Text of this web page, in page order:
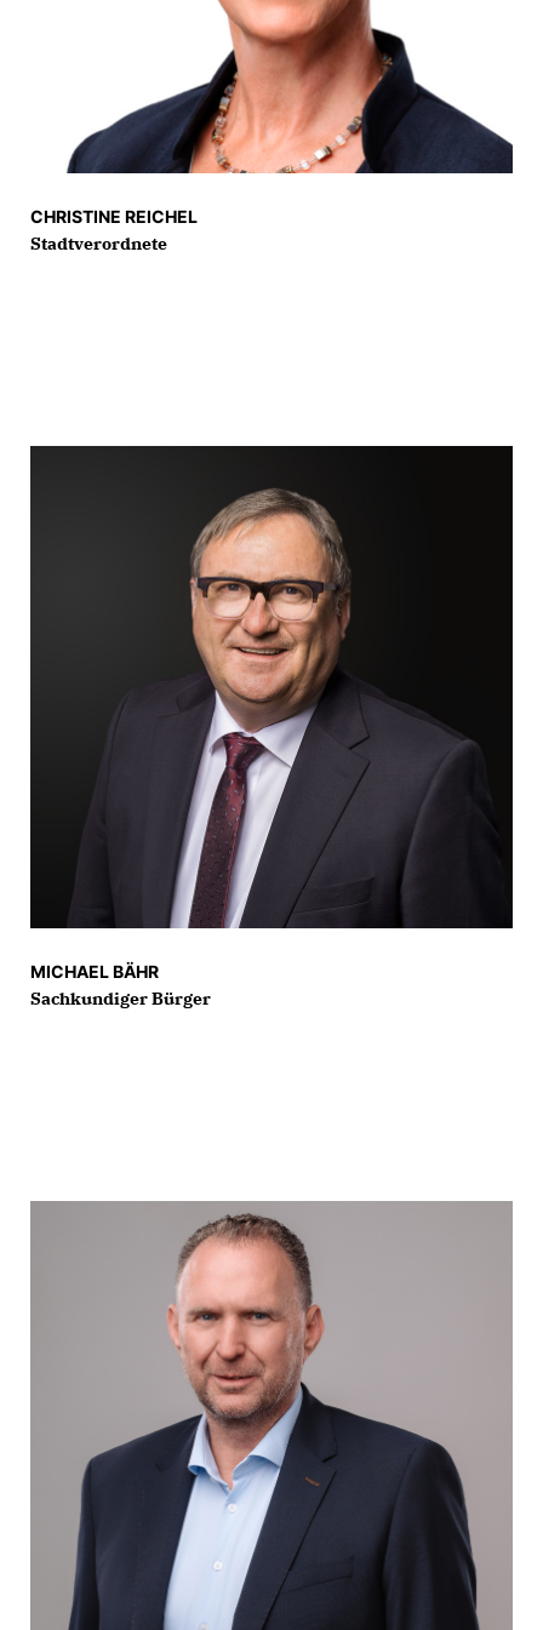
CHRISTINE REICHEL
Stadtverordnete
MICHAEL BÄHR
Sachkundiger Bürger